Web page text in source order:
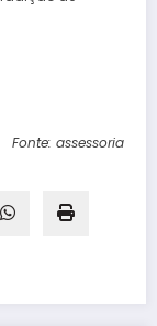
Fonte: assessoria